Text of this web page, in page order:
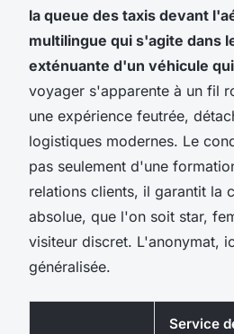
la queue des taxis devant
multilingue qui s'agite dans
exténuante d'un véhicule
voyager s'apparente à un fil
une expérience feutrée,
logistiques modernes. Le
pas seulement d'une
relations clients, il garantit la
absolue, que l'on soit star,
visiteur discret. L'anonymat,
généralisée.
Service